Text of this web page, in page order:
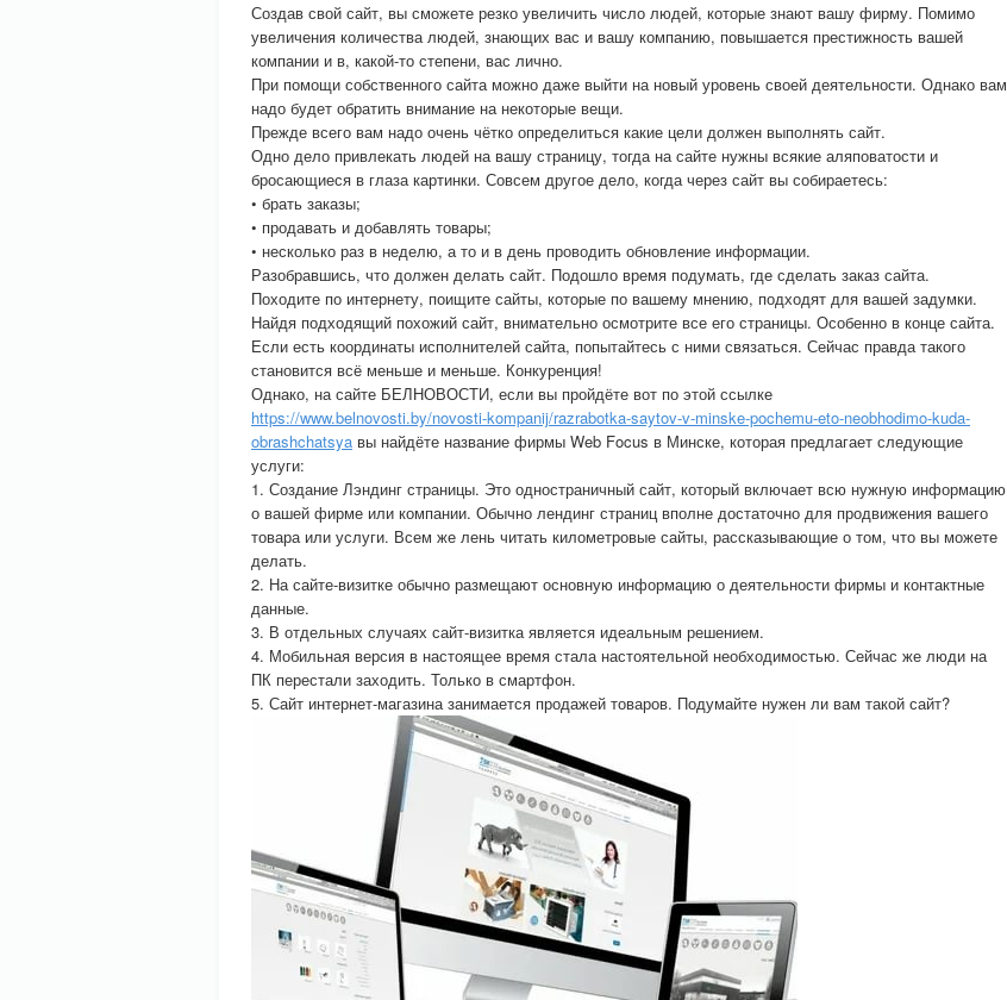
Создав свой сайт, вы сможете резко увеличить число людей, которые знают вашу фирму. Помимо
увеличения количества людей, знающих вас и вашу компанию, повышается престижность вашей
компании и в, какой-то степени, вас лично.
При помощи собственного сайта можно даже выйти на новый уровень своей деятельности. Однако вам
надо будет обратить внимание на некоторые вещи.
Прежде всего вам надо очень чётко определиться какие цели должен выполнять сайт.
Одно дело привлекать людей на вашу страницу, тогда на сайте нужны всякие аляповатости и
бросающиеся в глаза картинки. Совсем другое дело, когда через сайт вы собираетесь:
• брать заказы;
• продавать и добавлять товары;
• несколько раз в неделю, а то и в день проводить обновление информации.
Разобравшись, что должен делать сайт. Подошло время подумать, где сделать заказ сайта.
Походите по интернету, поищите сайты, которые по вашему мнению, подходят для вашей задумки.
Найдя подходящий похожий сайт, внимательно осмотрите все его страницы. Особенно в конце сайта.
Если есть координаты исполнителей сайта, попытайтесь с ними связаться. Сейчас правда такого
становится всё меньше и меньше. Конкуренция!
Однако, на сайте БЕЛНОВОСТИ, если вы пройдёте вот по этой ссылке
https://www.belnovosti.by/novosti-kompanij/razrabotka-saytov-v-minske-pochemu-eto-neobhodimo-kuda-
obrashchatsya вы найдёте название фирмы Web Focus в Минске, которая предлагает следующие
услуги:
1. Создание Лэндинг страницы. Это одностраничный сайт, который включает всю нужную информацию
о вашей фирме или компании. Обычно лендинг страниц вполне достаточно для продвижения вашего
товара или услуги. Всем же лень читать километровые сайты, рассказывающие о том, что вы можете
делать.
2. На сайте-визитке обычно размещают основную информацию о деятельности фирмы и контактные
данные.
3. В отдельных случаях сайт-визитка является идеальным решением.
4. Мобильная версия в настоящее время стала настоятельной необходимостью. Сейчас же люди на
ПК перестали заходить. Только в смартфон.
5. Сайт интернет-магазина занимается продажей товаров. Подумайте нужен ли вам такой сайт?